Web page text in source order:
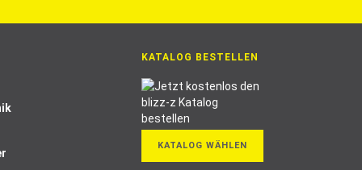
KATALOG BESTELLEN
KATALOG WÄHLEN